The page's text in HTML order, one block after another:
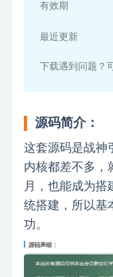
有效期
最近更新
下载遇到问题？
源码简介：
这套源码是战神
内核都差不多，
月，也能成为搭
统搭建，所以基
功。